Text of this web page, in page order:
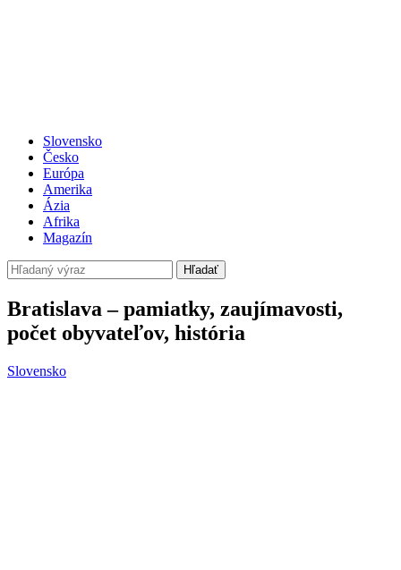
Slovensko
Česko
Európa
Amerika
Ázia
Afrika
Magazín
Hľadať
Bratislava – pamiatky, zaujímavosti,
počet obyvateľov, história
Slovensko